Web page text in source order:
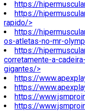
https://
https://
rapido/>
https://
os-atletas-no-mr-
https://
corretamente-a-
gigantes/>
https://
https://
https://
https://